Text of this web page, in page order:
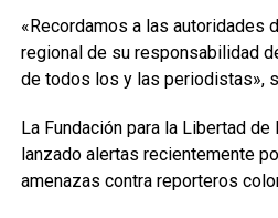
«Recordamos a las autoridades
regional de su responsabilidad
de todos los y las periodistas»,
La Fundación para la Libertad
lanzado alertas recientemente
amenazas contra reporteros